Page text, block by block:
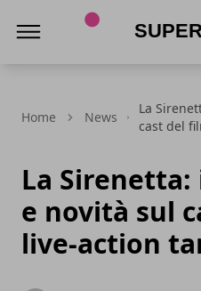
Home News
La
cast del
La
e novità sul
live-action